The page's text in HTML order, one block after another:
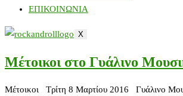
ΕΠΙΚΟΙΝΩΝΙΑ
X
Μέτοικοι στο Γυάλινο
Μέτοικοι Τρίτη 8 Μαρτίου 2016 Γυάλινο